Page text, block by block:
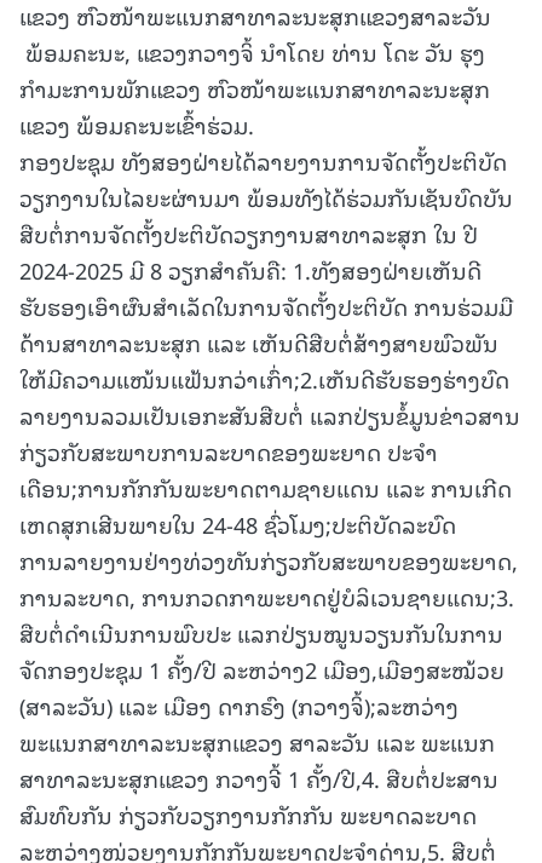
ແຂວງ ຫົວໜ້າພະແນກສາທາລະນະສຸກແຂວງສາລະວັນ
ພ້ອມຄະນະ, ແຂວງກວາງຈິ້ ນຳໂດຍ ທ່ານ ໂດະ ວັນ ຮຸງ
ກຳມະການພັກແຂວງ ຫົວໜ້າພະແນກສາທາລະນະສຸກ
ແຂວງ ພ້ອມຄະນະເຂົ້າຮ່ວມ.
ກອງປະຊຸມ ທັງສອງຝ່າຍໄດ້ລາຍງານການຈັດຕັ້ງປະຕິບັດ
ວຽກງານໃນໄລຍະຜ່ານມາ ພ້ອມທັງໄດ້ຮ່ວມກັນເຊັນບົດບັນ
ສືບຕໍ່ການຈັດຕັ້ງປະຕິບັດວຽກງານສາທາລະສຸກ ໃນ ປີ
2024-2025 ມີ 8 ວຽກສຳຄັນຄື: 1.ທັງສອງຝ່າຍເຫັນດີ
ຮັບຮອງເອົາຜົນສໍາເລັດໃນການຈັດຕັ້ງປະຕິບັດ ການຮ່ວມມື
ດ້ານສາທາລະນະສຸກ ແລະ ເຫັນດີສືບຕໍ່ສ້າງສາຍພົວພັນ
ໃຫ້ມີຄວາມແໜ້ນແຟ້ນກວ່າເກົ່າ;2.ເຫັນດີຮັບຮອງຮ່າງບົດ
ລາຍງານລວມເປັນເອກະສັນສືບຕໍ່ ແລກປ່ຽນຂໍ້ມູນຂ່າວສານ
ກ່ຽວກັບສະພາບການລະບາດຂອງພະຍາດ ປະຈໍາ
ເດືອນ;ການກັກກັນພະຍາດຕາມຊາຍແດນ ແລະ ການເກີດ
ເຫດສຸກເສີນພາຍໃນ 24-48 ຊົ່ວໂມງ;ປະຕິບັດລະບົດ
ການລາຍງານຢ່າງທ່ວງທັນກ່ຽວກັບສະພາບຂອງພະຍາດ,
ການລະບາດ, ການກວດກາພະຍາດຢູ່ບໍລິເວນຊາຍແດນ;3.
ສືບຕໍ່ດໍາເນີນການພົບປະ ແລກປ່ຽນໝູນວຽນກັນໃນການ
ຈັດກອງປະຊຸມ 1 ຄັ້ງ/ປີ ລະຫວ່າງ2 ເມືອງ,ເມືອງສະໝ້ວຍ
(ສາລະວັນ) ແລະ ເມືອງ ດາກຣົງ (ກວາງຈິ້);ລະຫວ່າງ
ພະແນກສາທາລະນະສຸກແຂວງ ສາລະວັນ ແລະ ພະແນກ
ສາທາລະນະສຸກແຂວງ ກວາງຈີ້ 1 ຄັ້ງ/ປີ,4. ສືບຕໍ່ປະສານ
ສົມທົບກັນ ກ່ຽວກັບວຽກງານກັກກັນ ພະຍາດລະບາດ
ລະຫວ່າງໜ່ວຍງານກັກກັນພະຍາດປະຈໍາດ່ານ,5. ສືບຕໍ່